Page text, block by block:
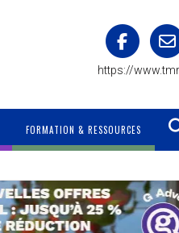
https://
FORMATION & RESSOURCES